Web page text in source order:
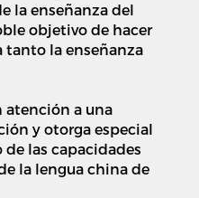
la enseñanza del
objetivo de hacer
tanto la enseñanza
atención a una
y otorga especial
las capacidades
la lengua china de